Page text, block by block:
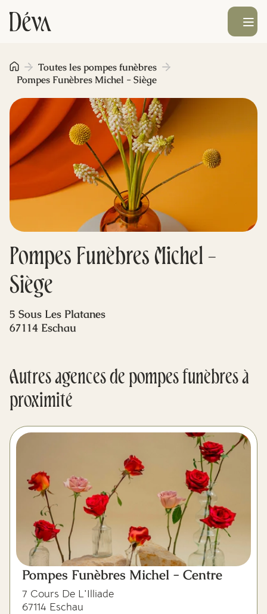
Obsèques
Prévoyance
Monument funéraire
Livraison de fleurs
Blog
Ouvrir le
Pompes Funèbres Michel -
Siège
Toutes les pompes funèbres
Pompes Funèbres Michel - Siège
5 Sous Les Platanes
67114 Eschau
Autres agences de pompes funèbres à
proximité
Pompes Funèbres Michel - Centre
7 Cours De L'Illiade
67114 Eschau